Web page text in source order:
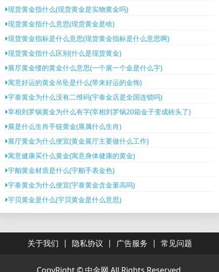
现货黄金指什么(现货黄金是实物黄金吗)
现货黄金指什么意思(现货黄金是啥)
现货黄金指标是什么意思(现货黄金指标是什么意思啊)
现货黄金指什么区别(什么是现货黄金)
展尽黄金缕的黄金什么意思(一个展一个金是什么字)
寓意好运的黄金吊坠是什么(带来好运的金饰)
宇泰黄金为什么没有二维码(宇泰金店是全国连锁吗)
宰相刘罗锅黄金为什么有字(宰相刘罗锅20箱金子变成砖头了)
展是什么生肖手链黄金(展属什么生肖)
展厅黄金为什么便宜(黄金展厅主要做什么工作)
寓意健康买什么黄金(寓意身体健康的黄金)
宇舶黄金材质是什么(宇舶手表金色)
宇泰黄金为什么便宜(宇泰黄金含金量高吗)
宇贝黄金是什么(宇贝黄金是什么意思)
关于我们 | 隐私协议 | 广告服务 | 常见问题